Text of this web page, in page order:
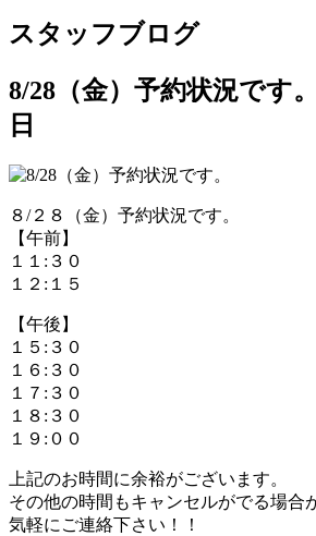
スタッフブログ
8/28（金）予約状況です。
日
８/２８（金）予約状況です。
【午前】
１１:３０
１２:１５
【午後】
１５:３０
１６:３０
１７:３０
１８:３０
１９:００
上記のお時間に余裕がございます。
その他の時間もキャンセルがでる場合
気軽にご連絡下さい！！